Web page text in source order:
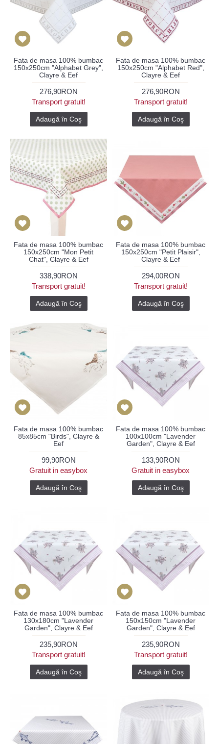
Fata de masa 100% bumbac
150x250cm "Alphabet Grey",
Clayre & Eef
276,90RON
Transport gratuit!
Adaugă în Coş
Fata de masa 100% bumbac
150x250cm "Alphabet Red",
Clayre & Eef
276,90RON
Transport gratuit!
Adaugă în Coş
Fata de masa 100% bumbac
150x250cm "Mon Petit
Chat", Clayre & Eef
338,90RON
Transport gratuit!
Adaugă în Coş
Fata de masa 100% bumbac
150x250cm "Petit Plaisir",
Clayre & Eef
294,00RON
Transport gratuit!
Adaugă în Coş
Fata de masa 100% bumbac
85x85cm "Birds", Clayre &
Eef
99,90RON
Gratuit in easybox
Adaugă în Coş
Fata de masa 100% bumbac
100x100cm "Lavender
Garden", Clayre & Eef
133,90RON
Gratuit in easybox
Adaugă în Coş
Fata de masa 100% bumbac
130x180cm "Lavender
Garden", Clayre & Eef
235,90RON
Transport gratuit!
Adaugă în Coş
Fata de masa 100% bumbac
150x150cm "Lavender
Garden", Clayre & Eef
235,90RON
Transport gratuit!
Adaugă în Coş